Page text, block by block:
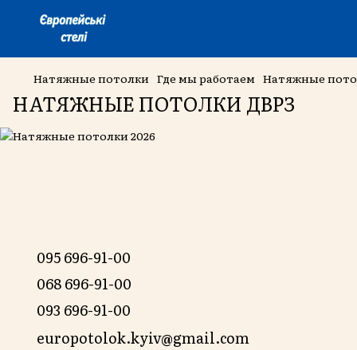
Натяжные потолки Где мы работаем Натяжные
НАТЯЖНЫЕ ПОТОЛКИ ДВРЗ
095 696-91-00
068 696-91-00
093 696-91-00
europotolok.kyiv@gmail.com